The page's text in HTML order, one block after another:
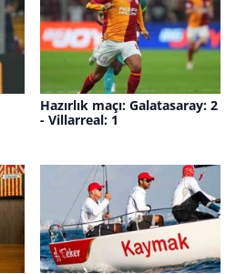
Hazırlık maçı: Galatasaray: 2
- Villarreal: 1